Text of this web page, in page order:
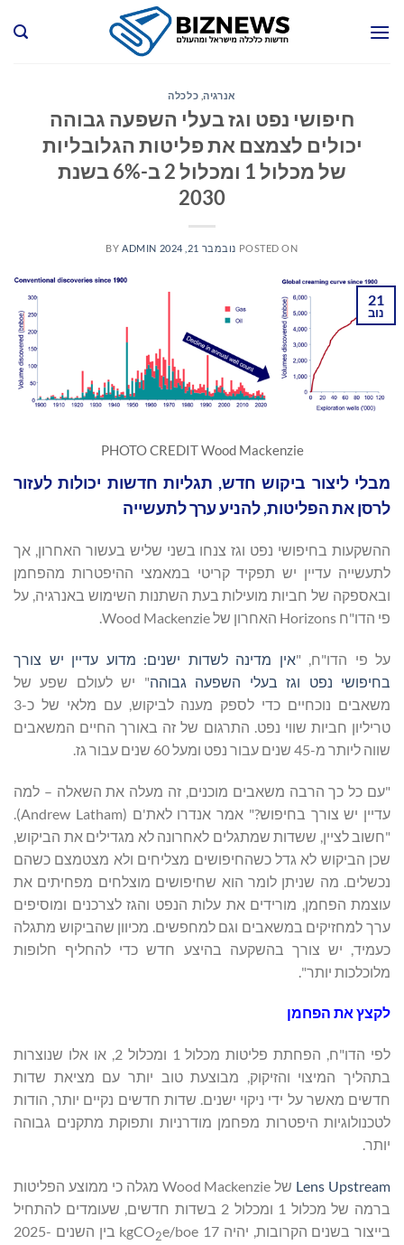
אנרגיה, כלכלה
חיפושי נפט וגז בעלי השפעה גבוהה
יכולים לצמצם את פליטות הגלובליות
של מכלול 1 ומכלול 2 ב-6% בשנת
2030
POSTED ON נובמבר 21, 2024 BY ADMIN
21
נוב
PHOTO CREDIT Wood Mackenzie
מבלי ליצור ביקוש חדש, תגליות חדשות יכולות לעזור
לרסן את הפליטות, להניע ערך לתעשייה
ההשקעות בחיפושי נפט וגז צנחו בשני שליש בעשור האחרון, אך
לתעשייה עדיין יש תפקיד קריטי במאמצי ההיפטרות מהפחמן
ובאספקה של חביות מועילות בעת השתנות השימוש באנרגיה, על
פי הדו"ח Horizons האחרון של Wood Mackenzie.
על פי הדו"ח, "אין מדינה לשדות ישנים: מדוע עדיין יש צורך
בחיפושי נפט וגז בעלי השפעה גבוהה" יש לעולם שפע של
משאבים נוכחיים כדי לספק מענה לביקוש, עם מלאי של כ-3
טריליון חביות שווי נפט. התרגום של זה באורך החיים המשאבים
שווה ליותר מ-45 שנים עבור נפט ומעל 60 שנים עבור גז.
"עם כל כך הרבה משאבים מוכנים, זה מעלה את השאלה – למה
עדיין יש צורך בחיפוש?" אמר אנדרו לאת'ם (Andrew Latham).
"חשוב לציין, ששדות שמתגלים לאחרונה לא מגדילים את הביקוש,
שכן הביקוש לא גדל כשהחיפושים מצליחים ולא מצטמצם כשהם
נכשלים. מה שניתן לומר הוא שחיפושים מוצלחים מפחיתים את
עוצמת הפחמן, מורידים את עלות הנפט והגז לצרכנים ומוסיפים
ערך למחזיקים במשאבים וגם למחפשים. מכיוון שהביקוש מתגלה
כעמיד, יש צורך בהשקעה בהיצע חדש כדי להחליף חלופות
מלוכלכות יותר".
לקצץ את הפחמן
לפי הדו"ח, הפחתת פליטות מכלול 1 ומכלול 2, או אלו שנוצרות
בתהליך המיצוי והזיקוק, מבוצעת טוב יותר עם מציאת שדות
חדשים מאשר על ידי ניקוי ישנים. שדות חדשים נקיים יותר, הודות
לטכנולוגיות היפטרות מפחמן מודרניות ותפוקת מתקנים גבוהה
יותר.
Lens Upstream
של Wood Mackenzie מגלה כי ממוצע הפליטות
ברמה של מכלול 1 ומכלול 2 בשדות חדשים, שעומדים להתחיל
בייצור בשנים הקרובות, יהיה 17 kgCO
2
e/boe בין השנים 2025-